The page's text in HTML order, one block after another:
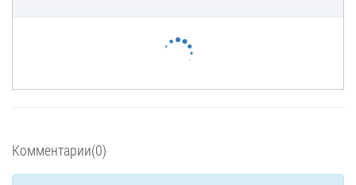
Комментарии(0)